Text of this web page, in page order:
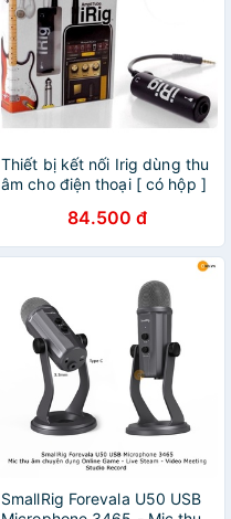
Thiết bị kết nối Irig dùng thu
âm cho điện thoại [ có hộp ]
84.500 đ
SmallRig Forevala U50 USB